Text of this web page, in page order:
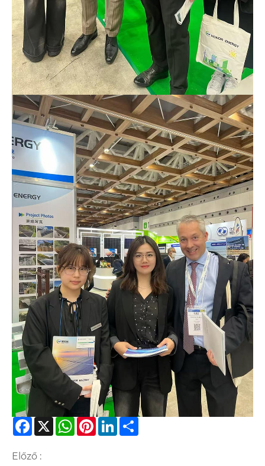
Facebook
X WhatsApp
Pinterest
LinkedIn
Előző :